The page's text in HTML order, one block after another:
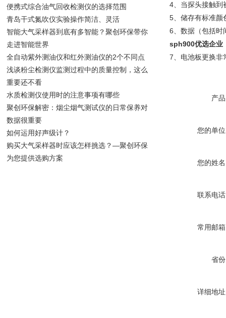
4、当探头接触到
5、储存有标准
6、数据（包括时
sph900优选企业
7、电池板更换非
产
您的单
您的姓
联系电
常用邮
省
详细地
便携式综合油气回收检测仪的选择范围
青岛干式氮吹仪实验操作简洁、灵活
智能大气采样器到底有多智能？聚创环保带你
走进智能世界
全自动紫外测油仪和红外测油仪的2个不同点
浅谈粉尘检测仪监测过程中的质量控制，这么
重要还不看
水质检测仪使用时的注意事项有哪些
聚创环保解密：烟尘烟气测试仪的日常保养对
数据很重要
如何运用好声级计？
购买大气采样器时应该怎样挑选？—聚创环保
为您提供选购方案